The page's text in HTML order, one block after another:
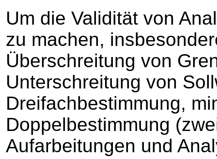
Um die Validität von
zu machen,
Überschreitung von
Unterschreitung von
Dreifachbestimmung,
Doppelbestimmung
Aufarbeitungen und